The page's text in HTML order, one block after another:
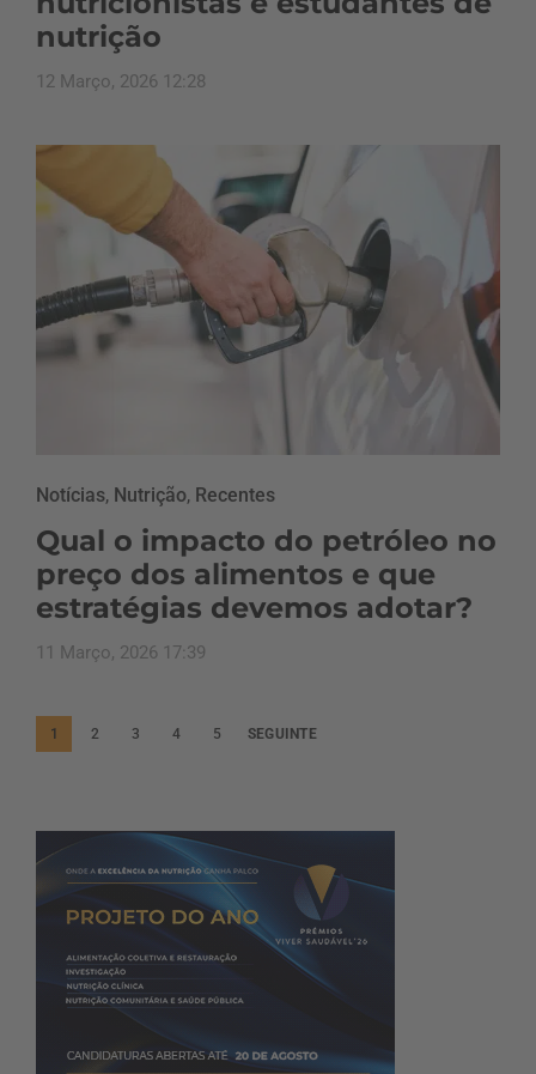
nutrição
12 Março, 2026 12:28
Notícias, Nutrição, Recentes
Qual o impacto do petróleo no
preço dos alimentos e que
estratégias devemos adotar?
11 Março, 2026 17:39
P1 2 3 4 5 SEGUINTE